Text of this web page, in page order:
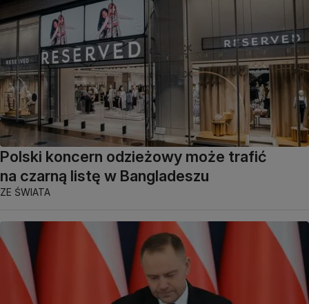
Polski koncern odzieżowy może trafić
na czarną listę w Bangladeszu
ZE ŚWIATA